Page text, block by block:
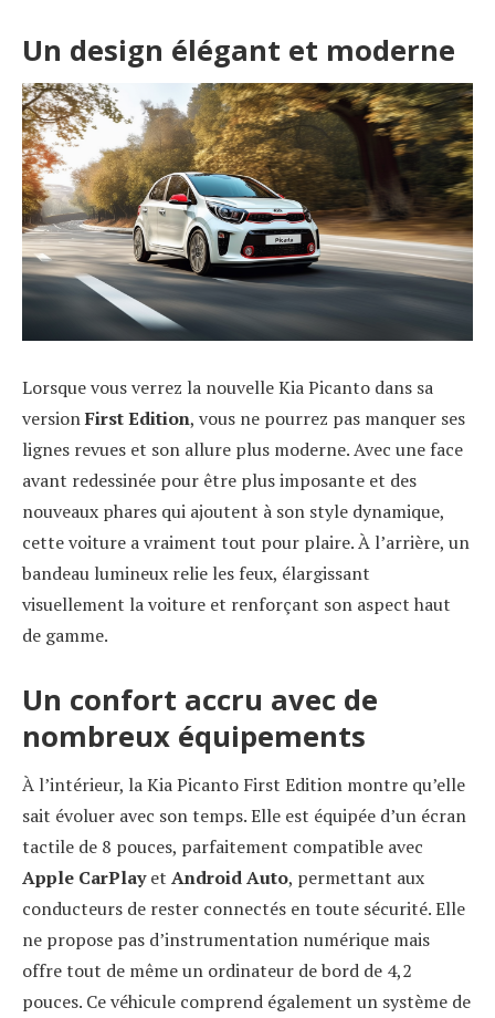
Un design élégant et moderne
Lorsque vous verrez la nouvelle Kia Picanto dans sa
versionFirst Edition, vous ne pourrez pas manquer ses
lignes revues et son allure plus moderne. Avec une face
avant redessinée pour être plus imposante et des
nouveaux phares qui ajoutent à son style dynamique,
cette voiture a vraiment tout pour plaire. À l’arrière, un
bandeau lumineux relie les feux, élargissant
visuellement la voiture et renforçant son aspect haut
de gamme.
Un confort accru avec de
nombreux équipements
À l’intérieur, la Kia Picanto First Edition montre qu’elle
sait évoluer avec son temps. Elle est équipée d’un écran
tactile de 8 pouces, parfaitement compatible avec
Apple CarPlayet Android Auto, permettant aux
conducteurs de rester connectés en toute sécurité. Elle
ne propose pas d’instrumentation numérique mais
offre tout de même un ordinateur de bord de 4,2
pouces. Ce véhicule comprend également un système de